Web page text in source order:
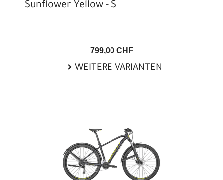
Sunflower Yellow - S
799,00 CHF
WEITERE VARIANTEN